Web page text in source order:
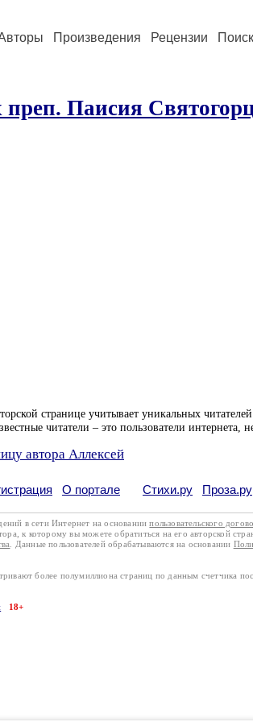
Произведения Рецензии Поиск
преп. Паисия
странице учитывает уникальных
читатели – это пользователи интернета,
автора Аллексей
О портале Стихи.ру Проза.ру
в сети Интернет на основаниипользовательского
к которому вы можете обратиться на его авторской
. Данные пользователей обрабатываются на основании
более полумиллиона страниц по данным счетчика
18+